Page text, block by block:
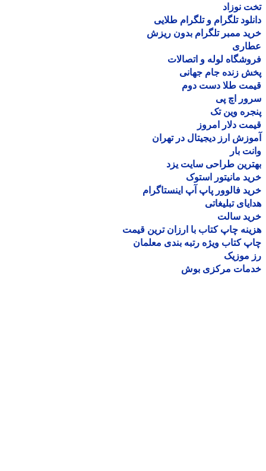
نوزاد
تلگرام و تلگرام طلایی
ممبر تلگرام بدون ریزش
لوله و اتصالات
زنده جام جهانی
طلا دست دوم
اچ پی
وین تک
دلار امروز
ارز دیجیتال در تهران
بار
طراحی سایت یزد
مانیتور استوک
فالوور پاپ آپ اینستاگرام
تبلیغاتی
سالت
چاپ کتاب با ارزان ترین قیمت
کتاب ویژه رتبه بندی معلمان
موزیک
مرکزی بوش